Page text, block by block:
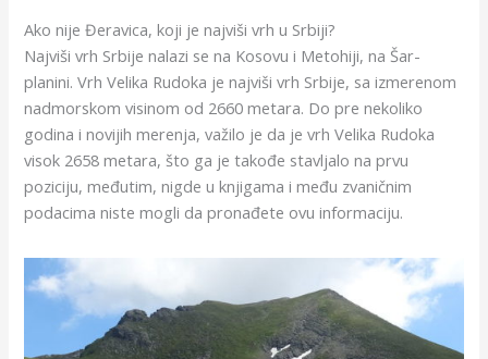
Ako nije Đeravica, koji je najviši vrh u Srbiji?
Najviši vrh Srbije nalazi se na Kosovu i Metohiji, na Šar-
planini. Vrh Velika Rudoka je najviši vrh Srbije, sa izmerenom
nadmorskom visinom od 2660 metara. Do pre nekoliko
godina i novijih merenja, važilo je da je vrh Velika Rudoka
visok 2658 metara, što ga je takođe stavljalo na prvu
poziciju, međutim, nigde u knjigama i među zvaničnim
podacima niste mogli da pronađete ovu informaciju.